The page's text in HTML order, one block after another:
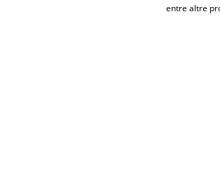
entre altre